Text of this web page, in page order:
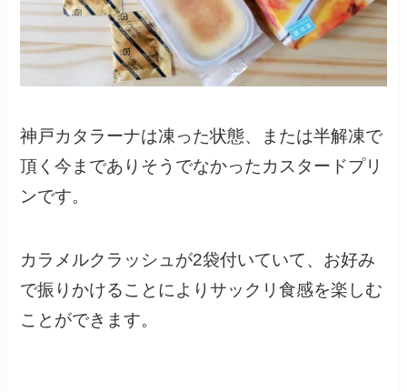
神戸カタラーナは凍った状態、または半解凍で
頂く今までありそうでなかったカスタードプリ
ンです。
カラメルクラッシュが2袋付いていて、お好み
で振りかけることによりサックリ食感を楽しむ
ことができます。